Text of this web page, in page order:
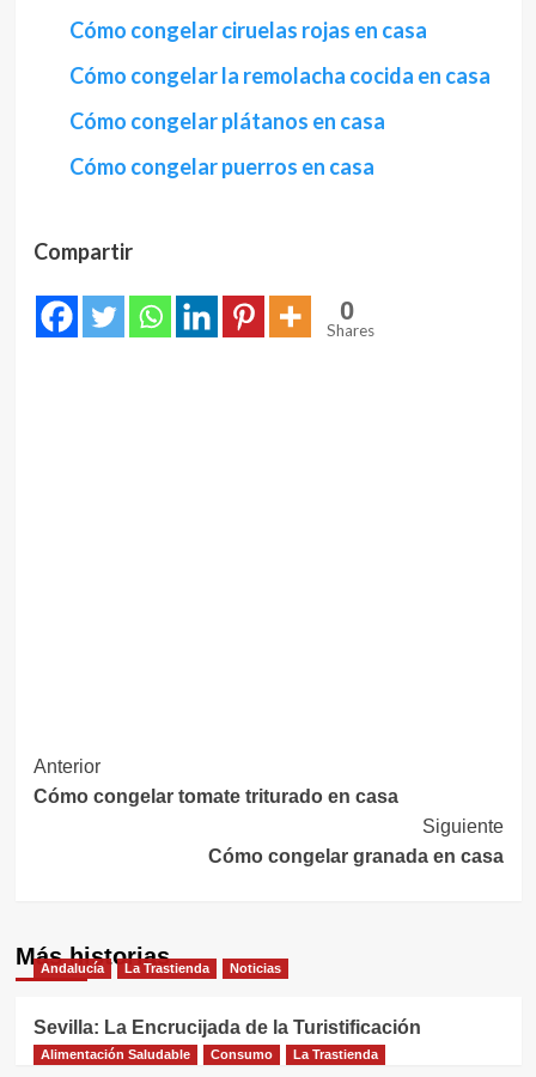
Cómo congelar ciruelas rojas en casa
Cómo congelar la remolacha cocida en casa
Cómo congelar plátanos en casa
Cómo congelar puerros en casa
Compartir
0
Shares
Navegación
de
Anterior
Cómo congelar tomate triturado en casa
Siguiente
Cómo congelar granada en casa
Más historias
Andalucía La Trastienda Noticias
Sevilla: La Encrucijada de la Turistificación
Alimentación Saludable Consumo La Trastienda